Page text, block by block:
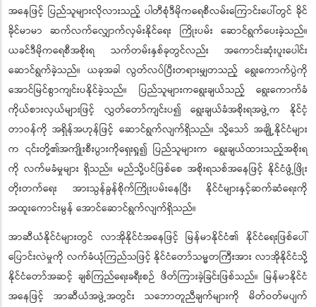
အနေဖြင့် ပြည်သူများလိုလားသည့် ပါတီစုံဒီမိုကရေစီလမ်းကြောင်းပေါ်တွင် ခိုင်
ခိုင်မာမာ ဆက်လက်လျှောက်လှမ်းနိုင်ရေး ကြိုးပမ်း ဆောင်ရွက်ပေးခဲ့သည်။
ယခင်ဒီမိုကရေစီအစိုးရ သက်တမ်းနှစ်ခုတွင်လည်း အကောင်းဆုံးပူးပေါင်း
ဆောင်ရွက်ခဲ့သည်။ ယခုအခါ လွတ်လပ်ပြီးတရားမျှတသည့် ရွေးကောက်ပွဲကို
အောင်မြင်စွာကျင်းပနိုင်ခဲ့သည်။ ပြည်သူများကရွေးချယ်သည့် ရွေးကောက်ခံ
ကိုယ်စားလှယ်များဖြင့် လွှတ်တော်ကျင်းပ၍ ရွေးချယ်ခံအစိုးရအဖွဲ့က နိုင်ငံ့
တာဝန်ကို အရှိန်အဟုန်ဖြင့် ဆောင်ရွက်လျက်ရှိသည်။ သို့သော် အချို့နိုင်ငံများ
က ၎င်းတို့၏အကျိုးစီးပွားကိုရှေးရှု၍ ပြည်သူများက ရွေးချယ်ထားသည့်အစိုးရ
ကို လက်မခံမှုများ ရှိသည်။ မည်သို့ပင်ဖြစ်စေ အစိုးရသစ်အနေဖြင့် နိုင်ငံဖွံ့ဖြိုး
တိုးတက်ရေး အားသွန်ခွန်စိုက်ကြိုးပမ်းနေပြီး နိုင်ငံများနှင့်ဆက်ဆံရေးကို
အထူးကောင်းမွန် အောင်ဆောင်ရွက်လျက်ရှိသည်။
အာဆီယံနိုင်ငံများတွင် လာအိုနိုင်ငံအနေဖြင့် မြန်မာနိုင်ငံ၏ နိုင်ငံရေးဖြစ်ပေါ်
ပြောင်းလဲမှုကို လက်ခံယုံကြည်သဖြင့် နိုင်ငံတော်သမ္မတကြီးအား လာအိုနိုင်ငံသို့
နိုင်ငံတော်အဆင့် ချစ်ကြည်ရေးခရီးစဉ် ဖိတ်ကြားခဲ့ခြင်းဖြစ်သည်။ မြန်မာနိုင်ငံ
အနေဖြင့် အာဆီယံအဖွဲ့အတွင်း သဘောတူညီချက်များကို မိတ်ဝတ်မပျက်